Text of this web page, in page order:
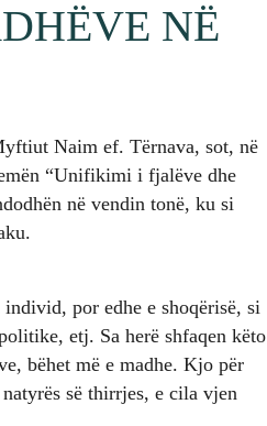
NË
Naim ef. Tërnava, sot, në
“Unifikimi i fjalëve dhe
në vendin tonë, ku si
por edhe e shoqërisë, si
etj. Sa herë shfaqen këto
bëhet më e madhe. Kjo për
së thirrjes, e cila vjen